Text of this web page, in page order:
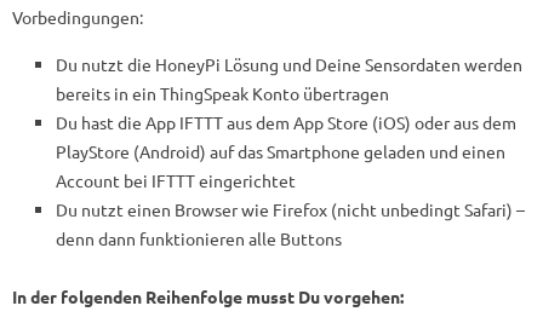
Vorbedingungen:
Du nutzt die HoneyPi Lösung und Deine Sensordaten werden
bereits in ein ThingSpeak Konto übertragen
Du hast die App IFTTT aus dem App Store (iOS) oder aus dem
PlayStore (Android) auf das Smartphone geladen und einen
Account bei IFTTT eingerichtet
Du nutzt einen Browser wie Firefox (nicht unbedingt Safari) –
denn dann funktionieren alle Buttons
In der folgenden Reihenfolge musst Du vorgehen: